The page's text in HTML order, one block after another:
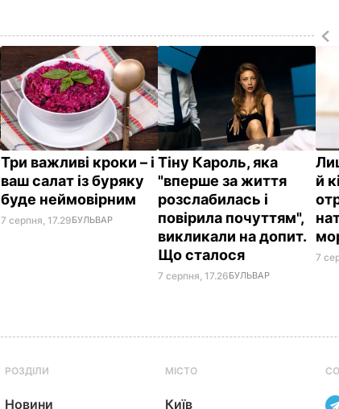
Три важливі кроки – і
ваш салат із буряку
буде неймовірним
7 серпня, 17.29БУЛЬВАР
Тіну Кароль, яка
"вперше за життя
розслабилась і
повірила почуттям",
викликали на допит.
Що сталося
7 серпня, 17.26БУЛЬВАР
й
7
РОЗДІЛИ
Новини
МІСТО
Київ